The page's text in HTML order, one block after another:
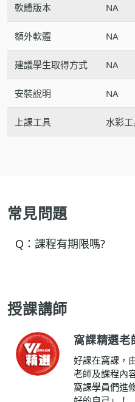
軟體版本 NA
額外軟體 NA
建議學生取得方式 NA
安裝說明 NA
上課工具 水彩
常見問題
Q： 課程有期限嗎?
授課講師
窩課精選老
好課在窩課，
老師及課程內
窩課學員們進